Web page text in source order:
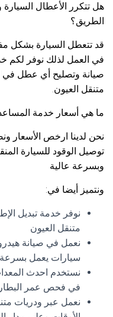
هل تتكرر الأعطال
الطريق؟
قد تتعطل السيارة بشكل
في العمل لذلك نوفر لكم
صيانة وتصليح أي عطل في
متنقل العيون.
ما هي أسعار خدمة
نحن لدينا ارخص الأسعار
توصيل الوقود للسيارة
وبسرعة عالية
ونتميز أيضا في:
نوفر خدمة تبديل
متنقل العيون
نعمل في صيانة
سيارات يعمل بسرعة
نستخدم احدث
في فحص عمر
نعمل عبر ودريات